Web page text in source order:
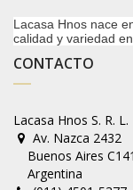
Lacasa Hnos nace
calidad y variedad
CONTACTO
Lacasa Hnos S. R. L.
Av. Nazca 2432
Buenos Aires
Argentina